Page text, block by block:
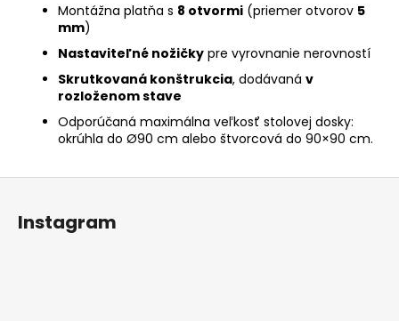
Montážna platňa s 8 otvormi (priemer otvorov 5
mm)
Nastaviteľné nožičky pre vyrovnanie nerovností
Skrutkovaná konštrukcia, dodávaná v
rozloženom stave
Odporúčaná maximálna veľkosť stolovej dosky:
okrúhla do Ø90 cm alebo štvorcová do 90×90 cm.
Z
Instagram